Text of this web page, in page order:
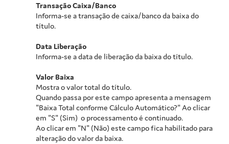
Transação Caixa/Banco
Informa-se a transação de caixa/banco da baixa do
título.
Data Liberação
Informa-se a data de liberação da baixa do título.
Valor Baixa
Mostra o valor total do título.
Quando passa por este campo apresenta a mensagem
"Baixa Total conforme Cálculo Automático?" Ao clicar
em "S" (Sim) o processamento é continuado.
Ao clicar em "N" (Não) este campo fica habilitado para
alteração do valor da baixa.